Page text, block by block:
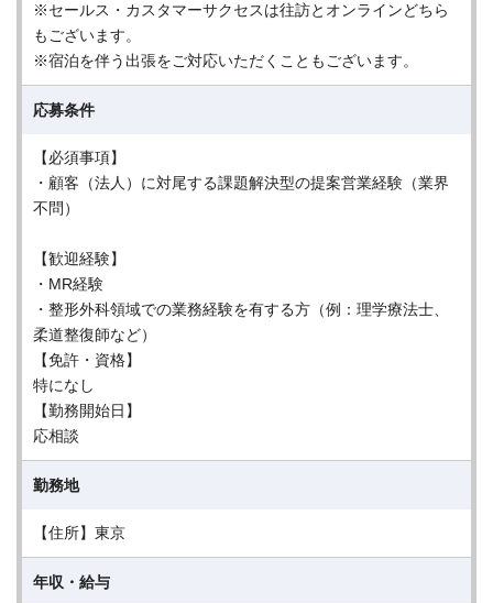
※セールス・カスタマーサクセスは往訪とオンラインどちら
もございます。
※宿泊を伴う出張をご対応いただくこともございます。
応募条件
【必須事項】
・顧客（法人）に対尾する課題解決型の提案営業経験（業界
不問）
【歓迎経験】
・MR経験
・整形外科領域での業務経験を有する方（例：理学療法士、
柔道整復師など）
【免許・資格】
特になし
【勤務開始日】
応相談
勤務地
【住所】東京
年収・給与